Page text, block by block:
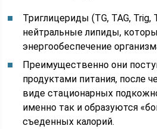
Триглицериды (TG, TAG, Trig,
нейтральные липиды,
энергообеспечение
Преимущественно они
продуктами питания, после
виде стационарных
именно так и образуются
съеденных калорий.